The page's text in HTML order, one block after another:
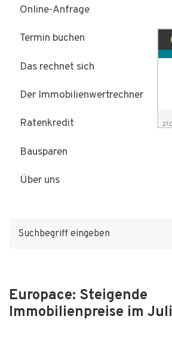
Online-Anfrage
Termin buchen
Das rechnet sich
Der Immobilienwertrechner
Ratenkredit
Bausparen
Über uns
Europace: Steigende
Immobilienpreise im Juli